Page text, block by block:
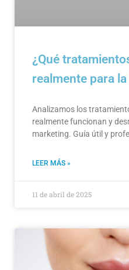
¿Qué
realmente para
Analizamos los
realmente funcionan y
marketing. Guía útil y
LEER MÁS »
11 de abril de 2025